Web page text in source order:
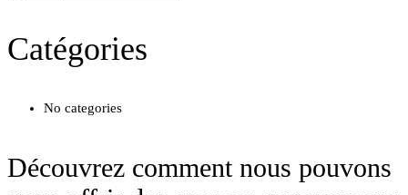
Catégories
No categories
Découvrez comment nous pouvons